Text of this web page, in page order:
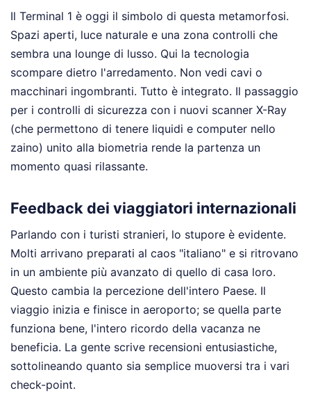
Il Terminal 1 è oggi il simbolo di questa metamorfosi.
Spazi aperti, luce naturale e una zona controlli che
sembra una lounge di lusso. Qui la tecnologia
scompare dietro l'arredamento. Non vedi cavi o
macchinari ingombranti. Tutto è integrato. Il passaggio
per i controlli di sicurezza con i nuovi scanner X-Ray
(che permettono di tenere liquidi e computer nello
zaino) unito alla biometria rende la partenza un
momento quasi rilassante.
Feedback dei viaggiatori internazionali
Parlando con i turisti stranieri, lo stupore è evidente.
Molti arrivano preparati al caos "italiano" e si ritrovano
in un ambiente più avanzato di quello di casa loro.
Questo cambia la percezione dell'intero Paese. Il
viaggio inizia e finisce in aeroporto; se quella parte
funziona bene, l'intero ricordo della vacanza ne
beneficia. La gente scrive recensioni entusiastiche,
sottolineando quanto sia semplice muoversi tra i vari
check-point.